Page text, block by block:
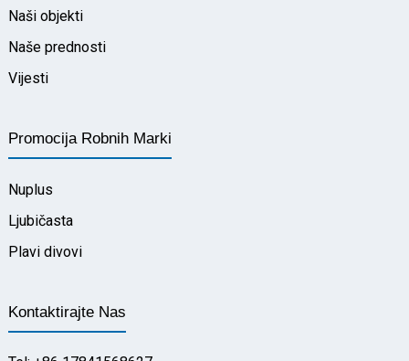
Naši objekti
Naše prednosti
Vijesti
Promocija Robnih Marki
Nuplus
Ljubičasta
Plavi divovi
Kontaktirajte Nas